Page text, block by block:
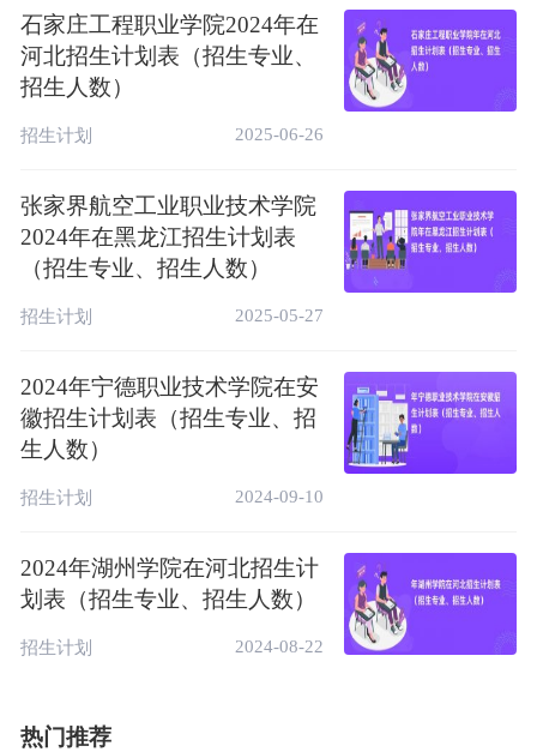
文明单位、河南省文明校园标兵、省“三全育
人”综合改革试点高校、首批普通高等学校心
理健康教育示范性单位、省未成年人心理健康
辅导示范基地，被确定为河南省教师教育改革
培养单位、省中小学教师校长研修院建设单位
以及省电子商务继续教育示范基地、省跨境电
商人才培养暨企业孵化平台、省第三批1+X证
书制度试点院校。
石家庄工程职业学院2024年在
河北招生计划表（招生专业、
招生人数）
招生计划 2025-06-26
张家界航空工业职业技术学院
2024年在黑龙江招生计划表
（招生专业、招生人数）
招生计划 2025-05-27
2024年宁德职业技术学院在安
徽招生计划表（招生专业、招
生人数）
招生计划 2024-09-10
2024年湖州学院在河北招生计
划表（招生专业、招生人数）
招生计划 2024-08-22
热门推荐